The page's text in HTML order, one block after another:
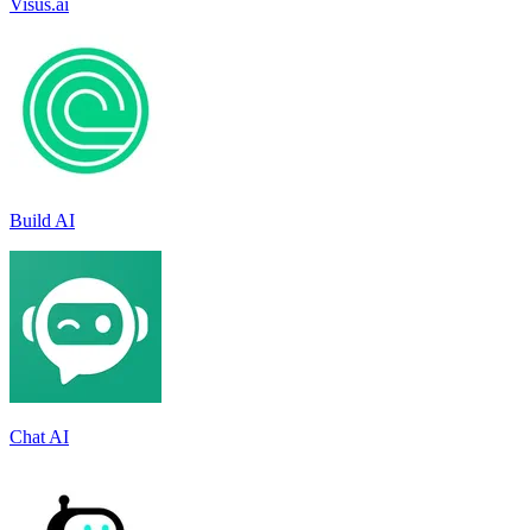
Build AI
Chat AI